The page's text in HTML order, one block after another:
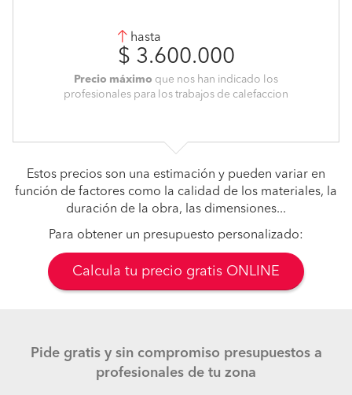
hasta
$ 3.600.000
Precio máximo que nos han indicado los
profesionales para los trabajos de calefaccion
Estos precios son una estimación y pueden variar en
función de factores como la calidad de los materiales, la
duración de la obra, las dimensiones...
Para obtener un presupuesto personalizado:
Calcula tu precio gratis ONLINE
Pide gratis y sin compromiso presupuestos a
profesionales de tu zona